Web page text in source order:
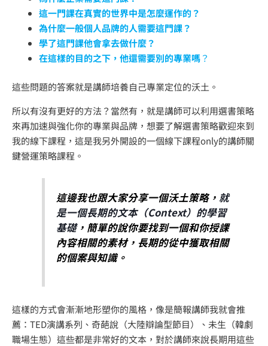
這一門課在真實的世界中是怎麼運作的？
為什麼一般個人品牌的人需要這門課？
學了這門課他會拿去做什麼？
在這樣的目的之下，他還需要別的專業嗎？
這些問題的答案就是講師培養自己專業定位的沃土。
所以有沒有更好的方法？當然有，就是講師可以利用選書策略
來再加速與強化你的專業與品牌，想要了解選書策略歡迎來到
我的線下課程，這是我另外開設的一個線下課程only的講師關
鍵營運策略課程。
這邊我也跟大家分享一個沃土策略， 就
是一個長期的文本（Context）的學習
基礎，簡單的說你要找到一個和你授課
內容相關的素材，長期的從中獲取相關
的個案與知識。
這樣的方式會漸漸地形塑你的風格，像是簡報講師我就會推
薦：TED演講系列、奇葩說（大陸辯論型節目）、未生（韓劇
職場生態）這些都是非常好的文本，對於講師來說長期用這些